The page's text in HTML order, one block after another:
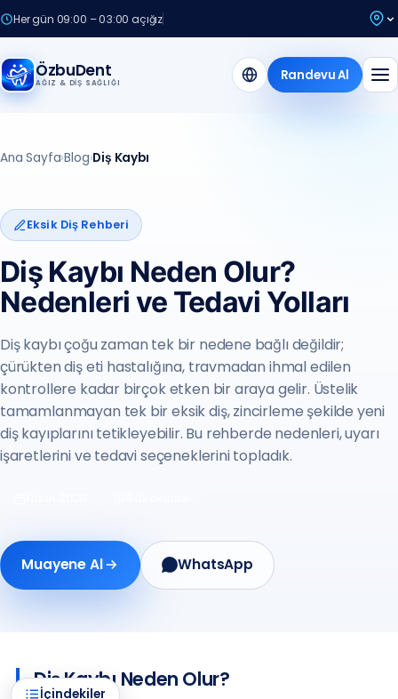
Her gün 09:00 – 03:00 açığız
ÖzbuDent
AĞIZ & DIŞ SAĞLIĞI Randevu Al
Ana Sayfa›Blog›Diş Kaybı
Eksik Diş Rehberi
Diş Kaybı Neden Olur?
Nedenleri ve Tedavi Yolları
Diş kaybı çoğu zaman tek bir nedene bağlı değildir;
çürükten diş eti hastalığına, travmadan ihmal edilen
kontrollere kadar birçok etken bir araya gelir. Üstelik
tamamlanmayan tek bir eksik diş, zincirleme şekilde yeni
diş kayıplarını tetikleyebilir. Bu rehberde nedenleri, uyarı
işaretlerini ve tedavi seçeneklerini topladık.
Muayene Al WhatsApp
Diş Kaybı Neden Olur?
İçindekiler